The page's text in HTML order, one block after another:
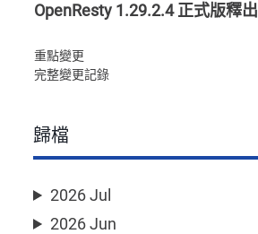
OpenResty 1.29.2.4 正式版釋出
重點變更
完整變更記錄
歸檔
2026 Jul
2026 Jun